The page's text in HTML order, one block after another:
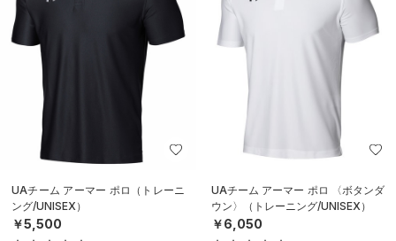
UAチーム アーマー ポロ（トレーニ
ング/UNISEX）
￥5,500
UAチーム アーマー ポロ 〈ボタンダ
ウン〉（トレーニング/UNISEX）
￥6,050